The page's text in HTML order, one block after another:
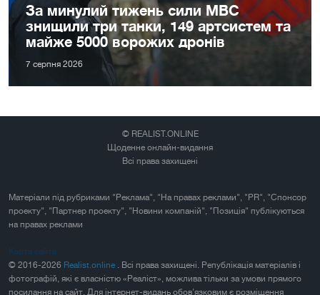
За минулий тижень сили МВС
знищили три танки, 149 артсистем та
майже 5000 ворожих дронів
7 серпня 2026
© REALIST.ONLINE
Щоденне онлайн-видання
Всі права захищені
Матеріали під рубриками "Реклама", "На правах реклами", "PR", "Спонсор
проекту", "Партнер проекту", "Новини компаній", "Позиція" публікуються
на правах реклами
Карта сайта
© 2016-2026 Realist.online
. Всі права захищені. Републікація матеріалів і
фотографій, які є власністю «Реаліст», можлива тільки за умови прямого
посилання на сайт. Для інтернет-видань обов'язковим є розміщення